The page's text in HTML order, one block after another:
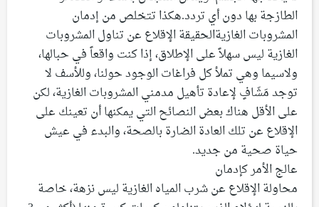
الطازجة بها دون أي تردد.هكذا تتخلص من إدمان
المشروبات الغازيةالحقيقة الإقلاع عن تناول المشروبات
الغازية ليس سهلاً على الإطلاق، إذا كنت واقعاً في حبالها،
ولاسيما وهي تملأ كل فراغات الوجود حولنا، وللأسف لا
توجد مَشَافٍ لإعادة تأهيل مدمني المشروبات الغازية، لكن
على الأقل هناك بعض النصائح التي يمكنها أن تعينك على
الإقلاع عن تلك العادة الضارة بالصحة، والبدء في عيش
حياة صحية من جديد.
عالج الأمر كإدمان
محاولة الإقلاع عن شرب المياه الغازية ليس نزهة، خاصة